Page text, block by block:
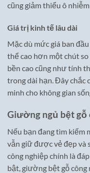
cũng giảm thiểu ô
Giá trị kinh tế lâu dài
Mặc dù mức giá ban
thể cao hơn một chút
bền cao cũng như tính
trong dài hạn. Đây chắc
minh cho không gian
Giường ngủ bệt gỗ
Nếu bạn đang tìm
vẫn giữ được vẻ đẹp và
công nghiệp chính là
bật, giường bệt gỗ công